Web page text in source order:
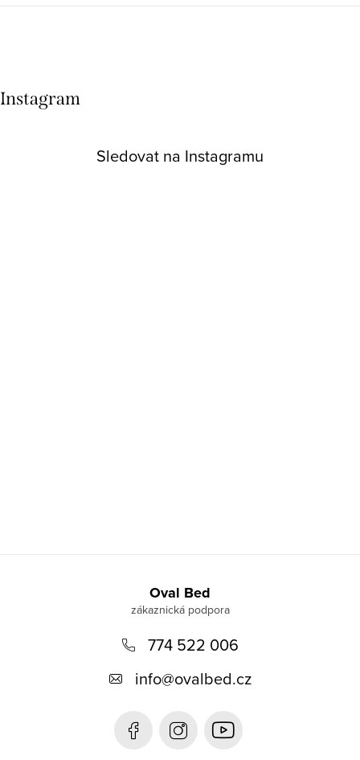
Instagram
Sledovat na Instagramu
Oval Bed
774 522 006
info@ovalbed.cz